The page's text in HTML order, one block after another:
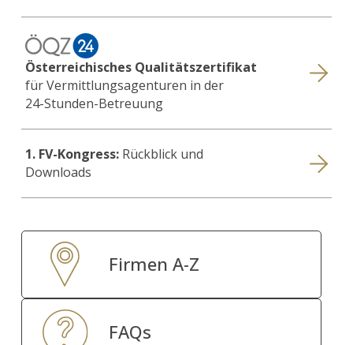
Österreichisches Qualitätszertifikat
für Vermittlungsagenturen in der
24-Stunden-Betreuung
1. FV-Kongress: Rückblick und
Downloads
Firmen A-Z
FAQs